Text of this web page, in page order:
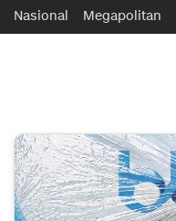
ifakta.co
#pastibenar
Nasional Megapolitan